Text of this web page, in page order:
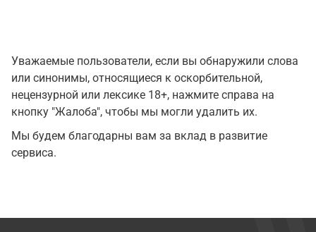
Уважаемые пользователи, если вы обнаружили слова
или синонимы, относящиеся к оскорбительной,
нецензурной или лексике 18+, нажмите справа на
кнопку "Жалоба", чтобы мы могли удалить их.
Мы будем благодарны вам за вклад в развитие
сервиса.